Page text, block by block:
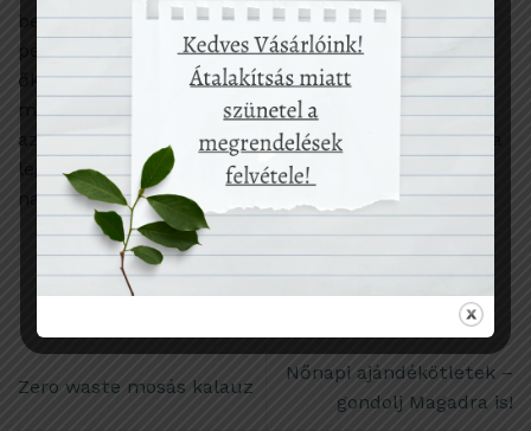
bebüdösödtek, ilyenkor egy éjszakára nátrium-
perkarbonátos és mosógatószeres vízbe áztattam
őket (egész egyszerűen ment minden a kádba),
másnap pedig mosás. Ez a művelet szépen kihozta
az állandósult pisiszagot. A foltok ellen egyébként a
legjobb a napfény, ha tehetitek, mindig szabadon, a
napon szárítsátok a a ruhákat.
Zero waste mosás kalauz
Nőnapi ajándékötletek –
gondolj Magadra is!